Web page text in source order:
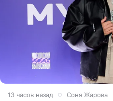
13 часов назад Соня Жарова